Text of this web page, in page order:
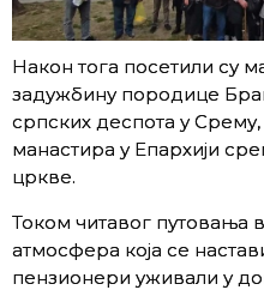
Након тога посетили су
задужбину породице
српских деспота у Срему,
манастира у Епархији
цркве.
Током читавог путовања
атмосфера која се
пензионери уживали у